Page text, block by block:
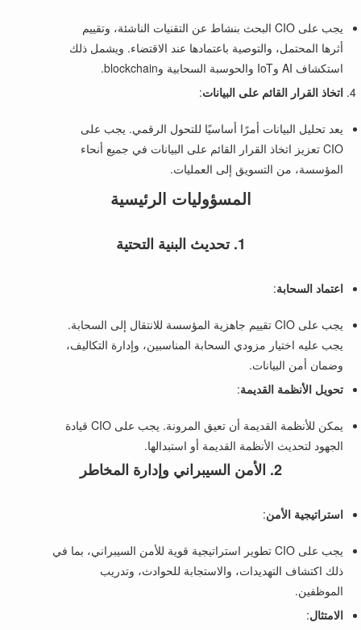
يجب على CIO البحث بنشاط عن التقنيات الناشئة، وتقييم
أثرها المحتمل، والتوصية باعتمادها عند الاقتضاء. ويشمل ذلك
استكشاف AI وIoT والحوسبة السحابية وblockchain.
اتخاذ القرار القائم على البيانات:
يعد تحليل البيانات أمرًا أساسيًا للتحول الرقمي. يجب على
CIO تعزيز اتخاذ القرار القائم على البيانات في جميع أنحاء
المؤسسة، من التسويق إلى العمليات.
المسؤوليات الرئيسية
1. تحديث البنية التحتية
اعتماد السحابة:
يجب على CIO تقييم جاهزية المؤسسة للانتقال إلى السحابة.
يجب عليه اختيار مزودي السحابة المناسبين، وإدارة التكاليف،
وضمان أمن البيانات.
تحويل الأنظمة القديمة:
يمكن للأنظمة القديمة أن تعيق المرونة. يجب على CIO قيادة
الجهود لتحديث الأنظمة القديمة أو استبدالها.
2. الأمن السيبراني وإدارة المخاطر
استراتيجية الأمن:
يجب على CIO تطوير استراتيجية قوية للأمن السيبراني، بما في
ذلك اكتشاف التهديدات، والاستجابة للحوادث، وتدريب
الموظفين.
الامتثال: